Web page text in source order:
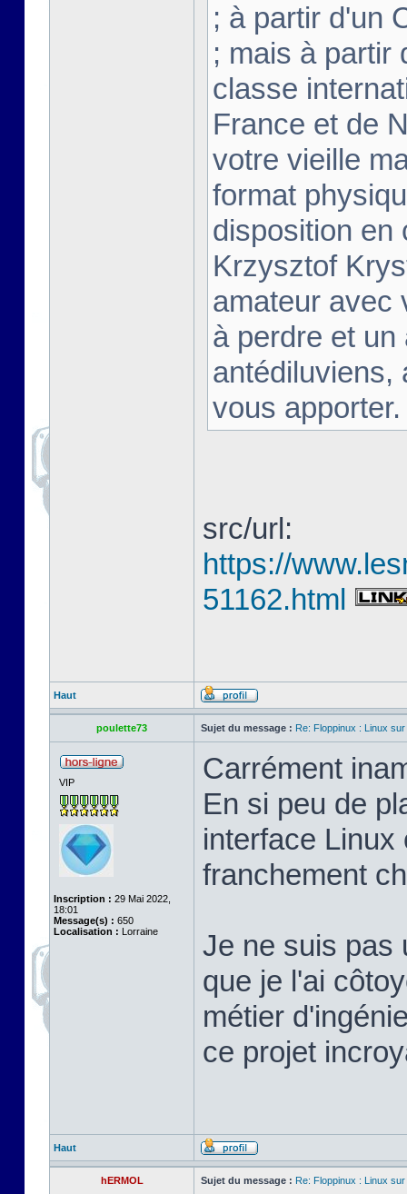
; à partir d'un
; mais à partir
classe
France et de
votre vieille
format
disposition en
Krzysztof
amateur avec
à perdre et
antédiluviens,
vous
src/url:
https://
51162.html
Haut
poulette73 Sujet du message : Re: Floppinux : Linux
VIP
Inscription : 29 Mai 2022,
18:01
Message(s) : 650
Localisation : Lorraine
Carrément
En si peu de
interface Linux
franchement
Je ne suis pas
que je l'ai
métier
ce projet
Haut
hERMOL Sujet du message : Re: Floppinux : Linux